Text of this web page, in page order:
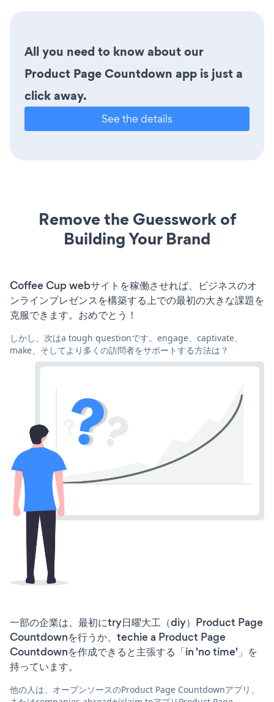
All you need to know about our
Product Page Countdown app is just a
click away.
See the details
Remove the Guesswork of
Building Your Brand
Coffee Cup webサイトを稼働させれば、ビジネスのオ
ンラインプレゼンスを構築する上での最初の大きな課題を
克服できます。おめでとう！
しかし、次はa tough questionです。engage、captivate、
make、そしてより多くの訪問者をサポートする方法は？
一部の企業は、最初にtry日曜大工（diy）Product Page
Countdownを行うか、techie a Product Page
Countdownを作成できると主張する「in 'no time'」を
持っています。
他の人は、オープンソースのProduct Page Countdownアプリ、